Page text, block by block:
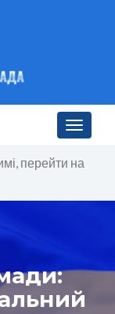
Toggle
перейти на